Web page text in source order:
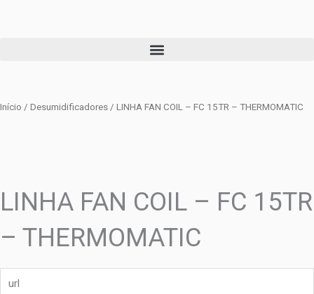
Início / Desumidificadores / LINHA FAN COIL – FC 15TR – THERMOMATIC
LINHA FAN COIL – FC 15TR
– THERMOMATIC